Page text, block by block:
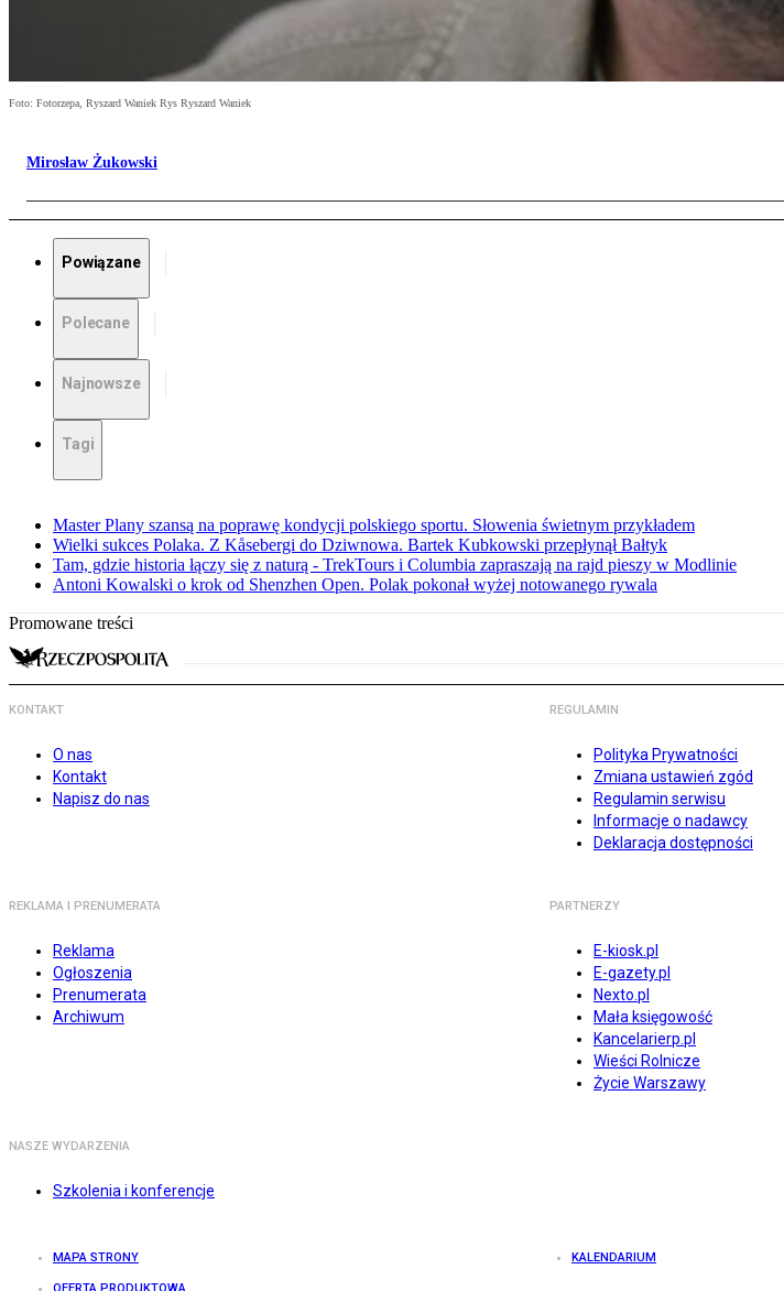
Foto: Fotorzepa, Ryszard Waniek Rys Ryszard Waniek
Mirosław Żukowski
Powiązane
Polecane
Najnowsze
Tagi
Master Plany szansą na poprawę kondycji polskiego sportu. Słowenia świetnym przykładem
Wielki sukces Polaka. Z Kåsebergi do Dziwnowa. Bartek Kubkowski przepłynął Bałtyk
Tam, gdzie historia łączy się z naturą - TrekTours i Columbia zapraszają na rajd pieszy w Modlinie
Antoni Kowalski o krok od Shenzhen Open. Polak pokonał wyżej notowanego rywala
Promowane treści
KONTAKT
O nas
Kontakt
Napisz do nas
REGULAMIN
Polityka Prywatności
Zmiana ustawień zgód
Regulamin serwisu
Informacje o nadawcy
Deklaracja dostępności
REKLAMA I PRENUMERATA
Reklama
Ogłoszenia
Prenumerata
Archiwum
PARTNERZY
E-kiosk.pl
E-gazety.pl
Nexto.pl
Mała księgowość
Kancelarierp.pl
Wieści Rolnicze
Życie Warszawy
NASZE WYDARZENIA
Szkolenia i konferencje
MAPA STRONY KALENDARIUM